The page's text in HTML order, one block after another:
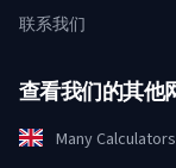
联系我们
查看我们的其他
Many Calculators